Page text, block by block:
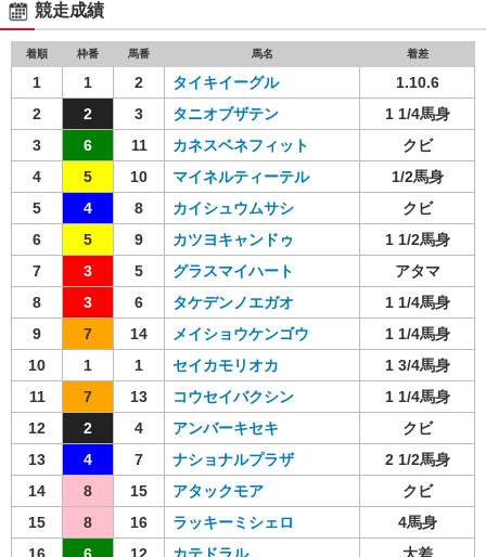
競走成績
着順 枠番 馬番 馬名 着差
1 1 2 タイキイーグル
1.10.6
2
2 3 タニオブザテン
1 1/4馬身
3
6 11 カネスベネフィット
クビ
4
5 10 マイネルティーテル
1/2馬身
5
4 8 カイシュウムサシ
クビ
6
5 9 カツヨキャンドゥ
1 1/2馬身
7
3 5 グラスマイハート
アタマ
8
3 6 タケデンノエガオ
1 1/4馬身
9
7 14 メイショウケンゴウ
1 1/4馬身
10
1 1 セイカモリオカ
1 3/4馬身
11
7 13 コウセイバクシン
1 1/4馬身
12
2 4 アンバーキセキ
クビ
13
4 7 ナショナルプラザ
2 1/2馬身
14
8 15 アタックモア
クビ
15
8 16 ラッキーミシェロ
4馬身